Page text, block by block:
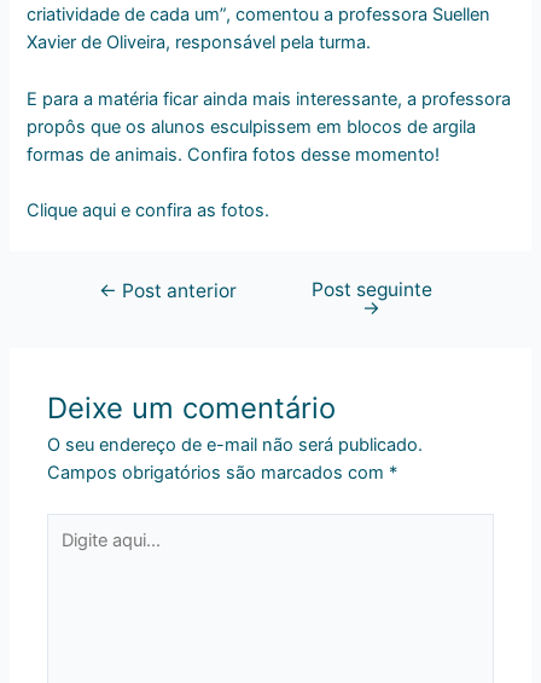
criatividade de cada um”, comentou a professora Suellen
Xavier de Oliveira, responsável pela turma.
E para a matéria ficar ainda mais interessante, a professora
propôs que os alunos esculpissem em blocos de argila
formas de animais. Confira fotos desse momento!
Clique aqui e confira as fotos.
← Post anterior Post seguinte
→
Deixe um comentário
O seu endereço de e-mail não será publicado.
Campos obrigatórios são marcados com *
aqui...